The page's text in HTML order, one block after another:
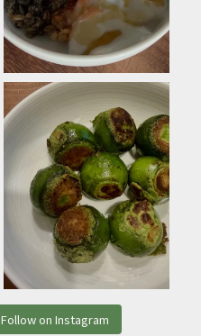
Follow on Instagram